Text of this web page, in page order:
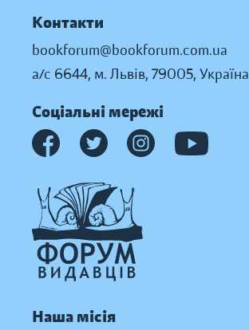
Контакти
bookforum@bookforum.com.ua
а/с 6644, м. Львів, 79005, Україна
Соціальні мережі
Наша місія